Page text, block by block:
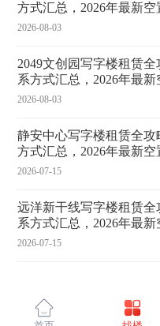
方式汇总，2026年最新空
2026-08-03
2049文创园写字楼租赁
系方式汇总，2026年最
2026-08-03
静安中心写字楼租赁全攻
方式汇总，2026年最新空
2026-07-15
远洋新干线写字楼租赁全
系方式汇总，2026年最
2026-07-15